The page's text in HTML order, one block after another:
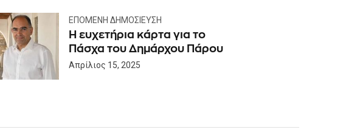
ΕΠΌΜΕΝΗ ΔΗΜΟΣΊΕΥΣΗ
H ευχετήρια κάρτα για το
Πάσχα του Δημάρχου Πάρου
Απρίλιος 15, 2025